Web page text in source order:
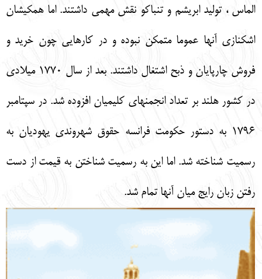
الماس ، توليد ابريشم و تنباكو نقش مهمي داشتند. اما همكيشان
اشكنازي آنها عموما متمكن نبوده و در كارهايي چون خريد و
فروش چارپايان و ذبح اشتغال داشتند. بعد از سال 1770 ميلادي
در كشور هلند بر تعداد انجمن‏هاي كليميان افزوده شد. در سپتامبر
1796 به دستور حكومت فرانسه حقوق شهروندي يهوديان به
رسميت شناخته شد. اما اين به رسميت شناختن به قيمت از دست
رفتن زبان رايج ميان آنها تمام شد.